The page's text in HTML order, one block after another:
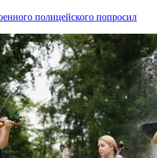
полицейского попросил